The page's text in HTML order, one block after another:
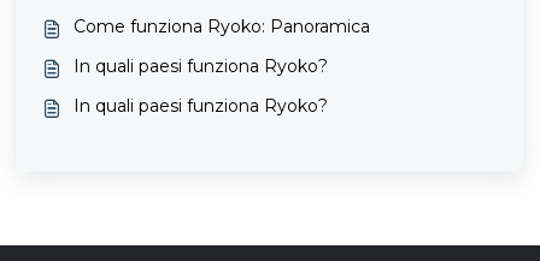
Come funziona Ryoko: Panoramica
In quali paesi funziona Ryoko?
In quali paesi funziona Ryoko?